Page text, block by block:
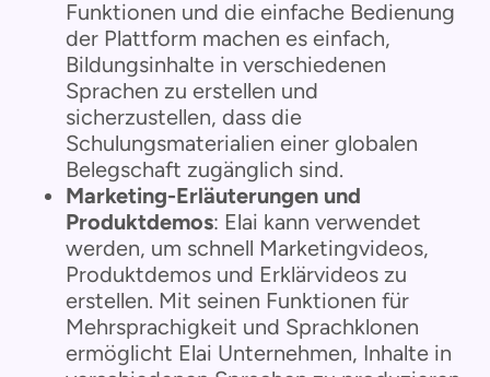
Funktionen und die einfache Bedienung
der Plattform machen es einfach,
Bildungsinhalte in verschiedenen
Sprachen zu erstellen und
sicherzustellen, dass die
Schulungsmaterialien einer globalen
Belegschaft zugänglich sind.
Marketing-Erläuterungen und
Produktdemos: Elai kann verwendet
werden, um schnell Marketingvideos,
Produktdemos und Erklärvideos zu
erstellen. Mit seinen Funktionen für
Mehrsprachigkeit und Sprachklonen
ermöglicht Elai Unternehmen, Inhalte in